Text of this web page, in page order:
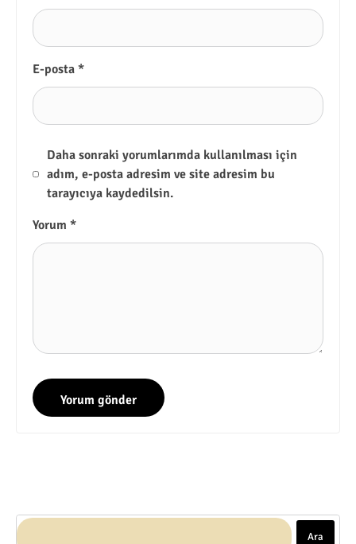
E-posta *
Daha sonraki yorumlarımda kullanılması için
adım, e-posta adresim ve site adresim bu
tarayıcıya kaydedilsin.
Yorum *
Ara